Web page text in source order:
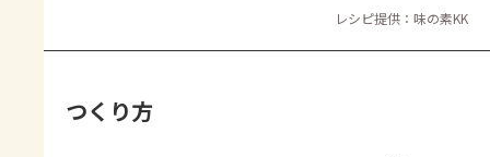
レシピ提供：味の素KK
つくり方